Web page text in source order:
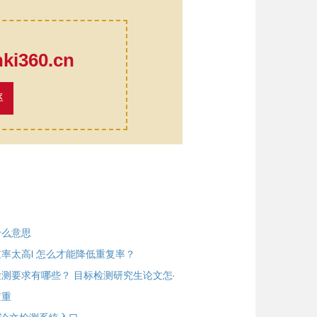
意思
太高l 怎么才能降低重复率？
要求有哪些？ 目标检测研究生论文怎么写